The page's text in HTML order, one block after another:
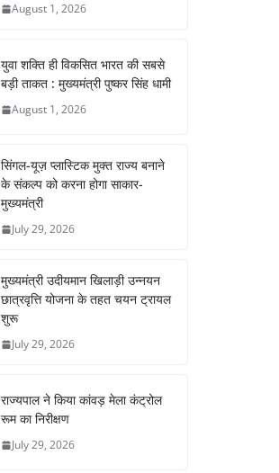
August 1, 2026
युवा शक्ति ही विकसित भारत की सबसे
बड़ी ताकत : मुख्यमंत्री पुष्कर सिंह धामी
August 1, 2026
सिंगल-यूज़ प्लास्टिक मुक्त राज्य बनाने
के संकल्प को करना होगा साकार-
मुख्यमंत्री
July 29, 2026
मुख्यमंत्री उदीयमान खिलाड़ी उन्नयन
छात्रवृत्ति योजना के तहत चयन ट्रायल
शुरू
July 29, 2026
राज्यपाल ने किया कांवड़ मेला कंट्रोल
रूम का निरीक्षण
July 29, 2026